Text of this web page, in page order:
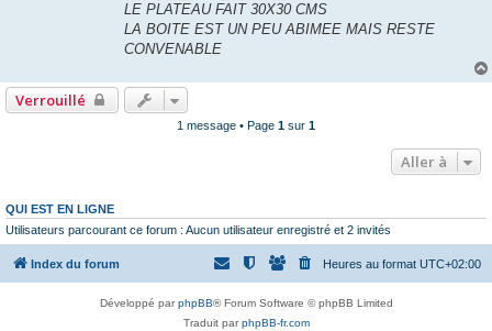
LE PLATEAU FAIT 30X30 CMS
LA BOITE EST UN PEU ABIMEE MAIS RESTE
CONVENABLE
Verrouillé
1 message • Page 1 sur 1
Aller à
QUI EST EN LIGNE
Utilisateurs parcourant ce forum : Aucun utilisateur enregistré et 2 invités
Index du forum Heures au format UTC+02:00
Développé parphpBB® Forum Software © phpBB Limited
Traduit parphpBB-fr.com